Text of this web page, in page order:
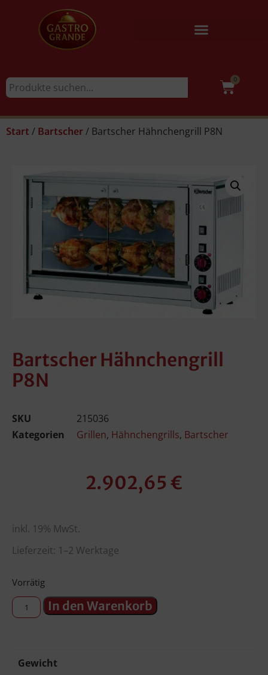
0
Start / Bartscher / Bartscher Hähnchengrill P8N
Bartscher Hähnchengrill
P8N
SKU
215036
Kategorien
Grillen, Hähnchengrills, Bartscher
2.902,65 €
inkl. 19% MwSt.
Lieferzeit: 1–2 Werktage
Vorrätig
In den Warenkorb
Gewicht